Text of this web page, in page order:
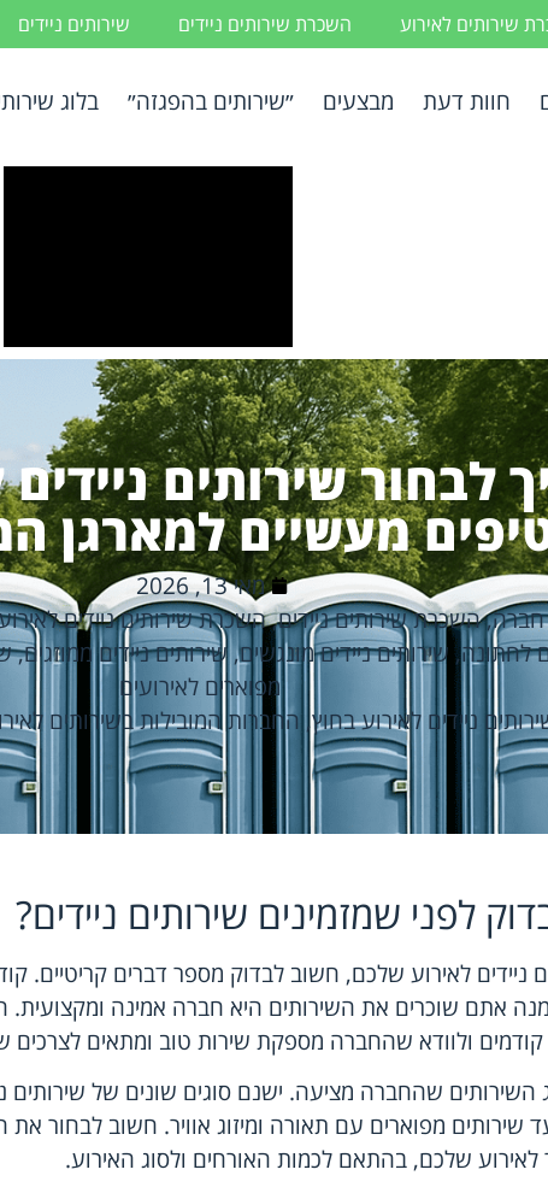
שירותים לאירוע השכרת שירותים ניידים שירותים ניידים
חוות דעת מבצעים ״שירותים בהפגזה״ בלוג
לבחור שירותים
מעשיים למארגן
מאי 13, 2026
חברה,השכרת שירותים ניידים,השכרת שירותים ניידים
לחתונה,שירותים ניידים מונגשים, שירותים ניידים ממוזגים,
מפוארים לאירועים
ניידים לאירוע בחוץ, החברות המובילות בשירותים
לפני שמזמינים שירותים ניידים?
ניידים לאירוע שלכם, חשוב לבדוק מספר דברים קריטיים.
אתם שוכרים את השירותים היא חברה אמינה ומקצועית.
ולוודא שהחברה מספקת שירות טוב ומתאים לצרכים
שהחברה מציעה. ישנם סוגים שונים של שירותים
שירותים מפוארים עם תאורה ומיזוג אוויר. חשוב לבחור את
לאירוע שלכם, בהתאם לכמות האורחים ולסוג האירוע.